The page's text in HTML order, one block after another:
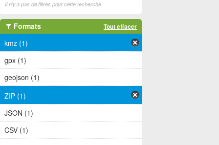
Il n'y a pas de filtres pour cette recherche
Formats Tout effacer
kmz (1)
gpx (1)
geojson (1)
ZIP (1)
JSON (1)
CSV (1)